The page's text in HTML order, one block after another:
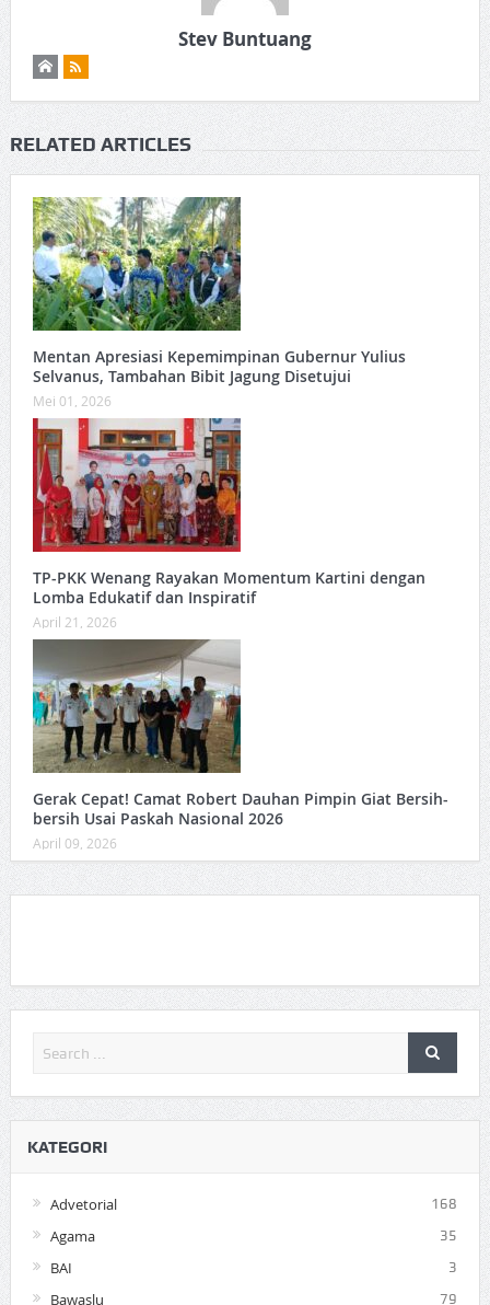
Stev Buntuang
RELATED ARTICLES
Mentan Apresiasi Kepemimpinan Gubernur Yulius
Selvanus, Tambahan Bibit Jagung Disetujui
Mei 01, 2026
TP-PKK Wenang Rayakan Momentum Kartini dengan
Lomba Edukatif dan Inspiratif
April 21, 2026
Gerak Cepat! Camat Robert Dauhan Pimpin Giat Bersih-
bersih Usai Paskah Nasional 2026
April 09, 2026
KATEGORI
Advetorial 168
Agama 35
BAI 3
Bawaslu 79